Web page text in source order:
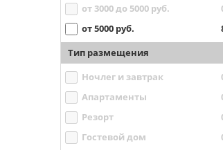
от 3000 до 5000 руб.
от 5000 руб.
Тип размещения
Ночлег и завтрак
Апартаменты
Резорт
Гостевой дом